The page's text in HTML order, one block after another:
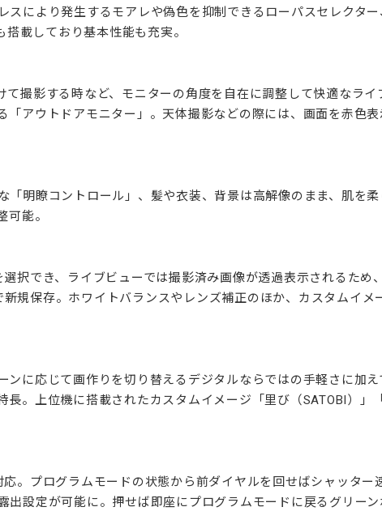
により発生するモアレや偽色を抑制できるローパスセレクタ
載しており基本性能も充実。
撮影する時など、モニターの角度を自在に調整して快適なラ
アウトドアモニター」。天体撮影などの際には、画面を赤色
明瞭コントロール」、髪や衣装、背景は高解像のまま、肌を
能。
択でき、ライブビューでは撮影済み画像が透過表示されるため
規保存。ホワイトバランスやレンズ補正のほか、カスタムイ
ンに応じて画作りを切り替えるデジタルならではの手軽さに加
。上位機に搭載されたカスタムイメージ「里び（SATOBI）」
。プログラムモードの状態から前ダイヤルを回せばシャッター
設定が可能に。押せば即座にプログラムモードに戻るグリーン